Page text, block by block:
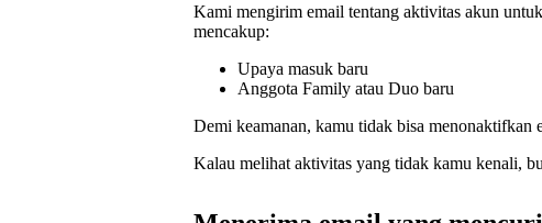
Kami mengirim email tentang aktivitas akun
mencakup:
Upaya masuk baru
Anggota Family atau Duo baru
Demi keamanan, kamu tidak bisa menonaktifkan
Kalau melihat aktivitas yang tidak kamu kenali,